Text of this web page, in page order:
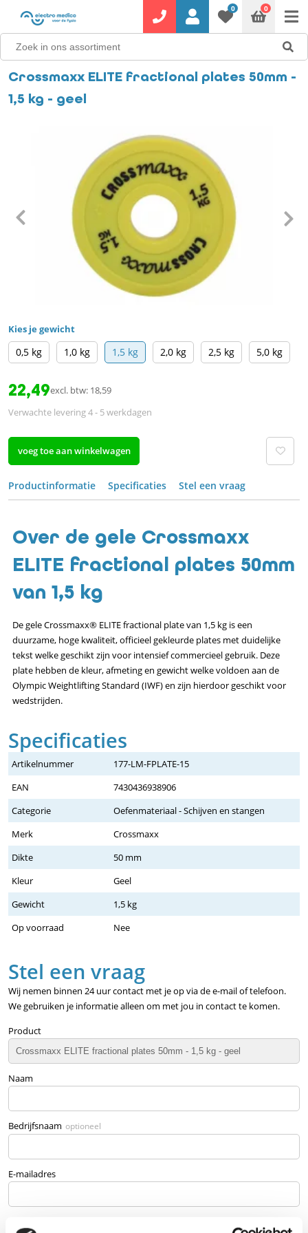
0 0
Crossmaxx ELITE fractional plates 50mm -
1,5 kg - geel
Kies je gewicht
0,5 kg 1,0 kg 1,5 kg 2,0 kg 2,5 kg 5,0 kg
22,49excl. btw: 18,59
Verwachte levering 4 - 5 werkdagen
voeg toe aan winkelwagen
Productinformatie Specificaties Stel een vraag
Over de gele Crossmaxx
ELITE fractional plates 50mm
van 1,5 kg
De gele Crossmaxx® ELITE fractional plate van 1,5 kg is een
duurzame, hoge kwaliteit, officieel gekleurde plates met duidelijke
tekst welke geschikt zijn voor intensief commercieel gebruik. Deze
plate hebben de kleur, afmeting en gewicht welke voldoen aan de
Olympic Weightlifting Standard (IWF) en zijn hierdoor geschikt voor
wedstrijden.
Specificaties
Artikelnummer
177-LM-FPLATE-15
EAN
7430436938906
Categorie
Oefenmateriaal - Schijven en stangen
Merk
Crossmaxx
Dikte
50 mm
Kleur
Geel
Gewicht
1,5 kg
Op voorraad
Nee
Stel een vraag
Wij nemen binnen 24 uur contact met je op via de e-mail of telefoon.
We gebruiken je informatie alleen om met jou in contact te komen.
Product
Naam
Bedrijfsnaam optioneel
E-mailadres